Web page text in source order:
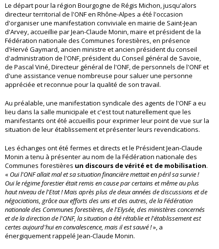
Le départ pour la région Bourgogne de Régis Michon, jusqu'alors
directeur territorial de l'ONF en Rhône-Alpes a été l'occasion
d'organiser une manifestation conviviale en mairie de Saint-Jean
d'Arvey, accueillie par Jean-Claude Monin, maire et président de la
Fédération nationale des Communes forestières, en présence
d'Hervé Gaymard, ancien ministre et ancien président du conseil
d'administration de l'ONF, président du Conseil général de Savoie,
de Pascal Viné, Directeur général de l'ONF, de personnels de l'ONF et
d'une assistance venue nombreuse pour saluer une personne
appréciée et reconnue pour la qualité de son travail.
Au préalable, une manifestation syndicale des agents de l'ONF a eu
lieu dans la salle municipale et c'est tout naturellement que les
manifestants ont été accueillis pour exprimer leur point de vue sur la
situation de leur établissement et présenter leurs revendications.
Les échanges ont été fermes et directs et le Président Jean-Claude
Monin a tenu à présenter au nom de la Fédération nationale des
Communes forestières un discours de vérité et de mobilisation.
« Oui l'ONF allait mal et sa situation financière mettait en péril sa survie !
Oui le régime forestier était remis en cause par certains et même au plus
haut niveau de l'Etat ! Mais après plus de deux années de discussions et de
négociations, grâce aux efforts des uns et des autres, de la Fédération
nationale des Communes forestières, de l'Elysée, des ministères concernés
et de la direction de l'ONF, la situation a été rétablie et l'établissement est
certes aujourd'hui en convalescence, mais il est sauvé !», a
énergiquement rappelé Jean-Claude Monin.